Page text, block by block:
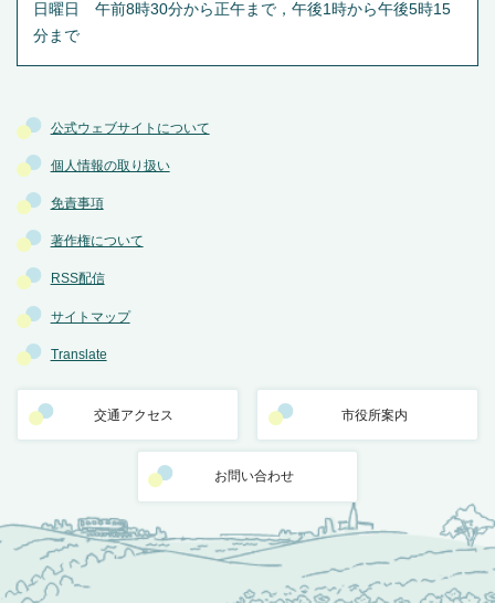
公式ウェブサイトについて
個人情報の取り扱い
免責事項
著作権について
RSS配信
サイトマップ
Translate
交通アクセス 市役所案内
お問い合わせ
日曜日 午前8時30分から正午まで，午後1時から午後5時15
分まで